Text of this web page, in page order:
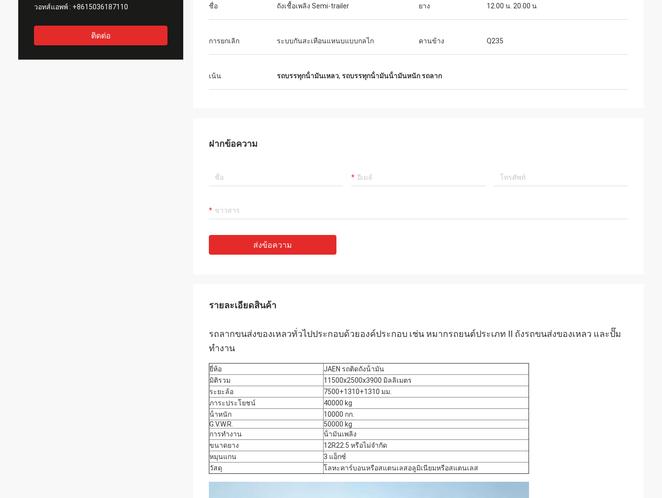
วอทส์แอพพ์ : +8615036187110
ติดต่อ
ชื่อ ถังเชื้อเพลิง Semi-trailer ยาง 12.00 น. 20.00 น
การยกเลิก ระบบกันสะเทือนแหนบแบบกลไก คานข้าง Q235
เน้น รถบรรทุกน้ํามันเหลว, รถบรรทุกน้ํามันน้ํามันหนัก รถลาก
ฝากข้อความ
ส่งข้อความ
รายละเอียดสินค้า
รถลากขนส่งของเหลวทั่วไปประกอบด้วยองค์ประกอบ เช่น หมากรถยนต์ประเภท II ถังรถขนส่งของเหลว และปั๊ม
ทํางาน
ยี่ห้อ
JAEN รถติดถังน้ํามัน
มิติรวม
11500x2500x3900 มิลลิเมตร
ระยะล้อ
7500+1310+1310 มม.
ภาระประโยชน์
40000 kg
น้ําหนัก
10000 กก.
G.V.W.R.
50000 kg
การทํางาน
น้ํามันเพลิง
ขนาดยาง
12R22.5 หรือไม่จํากัด
หมุนแกน
3 แอ็กซ์
วัสดุ
โลหะคาร์บอนหรือสแตนเลสอลูมิเนียมหรือสแตนเลส